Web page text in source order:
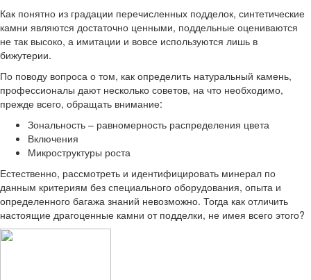
Как понятно из градации перечисленных подделок, синтетические
камни являются достаточно ценными, поддельные оцениваются
не так высоко, а имитации и вовсе используются лишь в
бижутерии.
По поводу вопроса о том, как определить натуральный камень,
профессионалы дают несколько советов, на что необходимо,
прежде всего, обращать внимание:
Зональность – равномерность распределения цвета
Включения
Микроструктуры роста
Естественно, рассмотреть и идентифицировать минерал по
данным критериям без специального оборудования, опыта и
определенного багажа знаний невозможно. Тогда как отличить
настоящие драгоценные камни от подделки, не имея всего этого?